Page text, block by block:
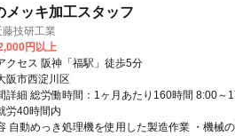
メッキ加工スタッフ
技研工業
円以上
クセス 阪神「福駅」徒歩5分
阪市西淀川区
詳細 総労働時間：1ヶ月あたり160時間 8:00
労40時間内
自動めっき処理機を使用した製造作業 ・機械